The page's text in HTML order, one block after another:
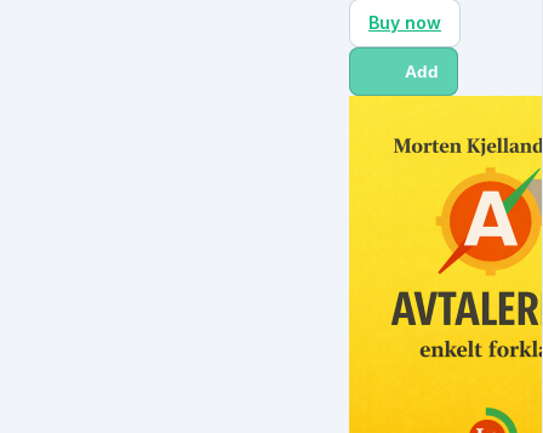
Buy now
Add